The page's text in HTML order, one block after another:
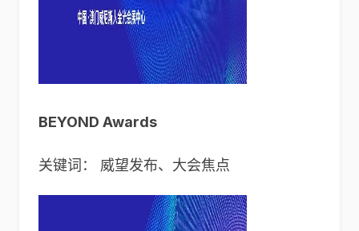
BEYOND Awards
关键词： 威望发布、大会焦点